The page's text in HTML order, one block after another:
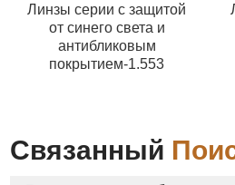
Линзы серии с защитой
от синего света и
антибликовым
покрытием-1.553
Связанный